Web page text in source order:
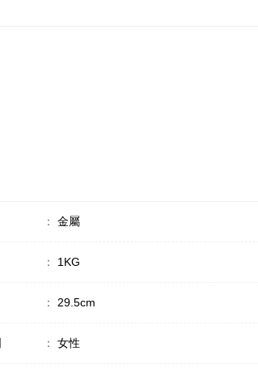
： 金屬
： 1KG
： 29.5cm
： 女性